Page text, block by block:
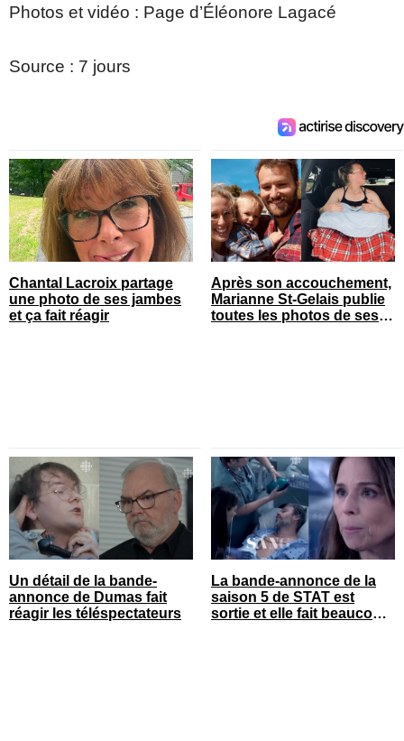
Photos et vidéo : Page d’Éléonore Lagacé
Source : 7 jours
Chantal Lacroix partage
une photo de ses jambes
et ça fait réagir
Après son accouchement,
Marianne St-Gelais publie
toutes les photos de ses
Un détail de la bande-
annonce de Dumas fait
réagir les téléspectateurs
La bande-annonce de la
saison 5 de STAT est
sortie et elle fait beaucoup